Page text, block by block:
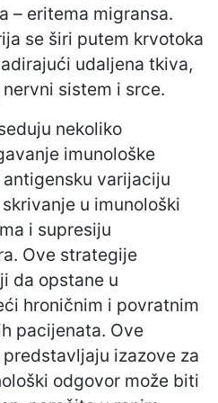
– eritema migransa.
se širi putem krvotoka
udaljena tkiva,
sistem i srce.
nekoliko
imunološke
varijaciju
u imunološki
i supresiju
Ove strategije
da opstane u
hroničnim i povratnim
pacijenata. Ove
izazove za
odgovor može biti